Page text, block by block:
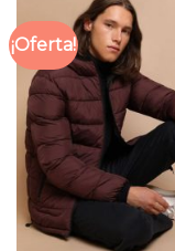
¡Oferta!